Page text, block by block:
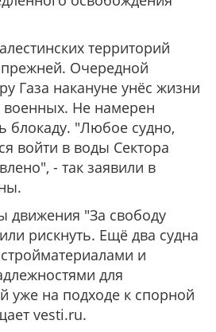
территорий
Очередной
Газа накануне унёс жизни
военных. Не намерен
блокаду. "Любое судно,
войти в воды Сектора
- так заявили в
движения "За свободу
рискнуть. Ещё два судна
и
для
уже на подходе к спорной
vesti.ru.